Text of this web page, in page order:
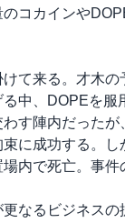
コカインや
て来る。才木
中、DOPEを
す陣内だった
に成功する。
内で死亡。事件
なるビジネス